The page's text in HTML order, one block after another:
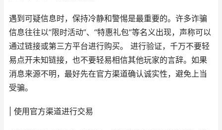
遇到可疑信息时，保持冷静和警惕是最重要的。许多诈骗
信息往往以“限时活动”、“特惠礼包”等名义出现，声称可以
通过链接或第三方平台进行购买。 进行验证，千万不要轻
易点开未知链接，也不要轻易相信其他玩家的言辞。如果
消息来源不明，最好先在官方渠道确认诚实性，避免上当
受骗。
| 使用官方渠道进行交易